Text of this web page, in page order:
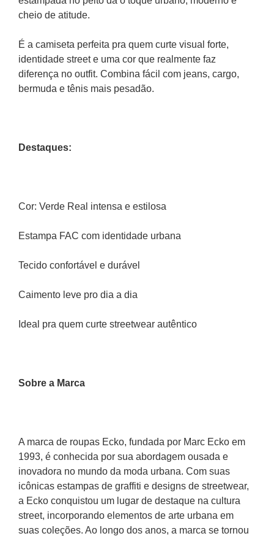
cheio de atitude.
É a camiseta perfeita pra quem curte visual forte,
identidade street e uma cor que realmente faz
diferença no outfit. Combina fácil com jeans, cargo,
bermuda e tênis mais pesadão.
Destaques:
Cor: Verde Real intensa e estilosa
Estampa FAC com identidade urbana
Tecido confortável e durável
Caimento leve pro dia a dia
Ideal pra quem curte streetwear autêntico
Sobre a Marca
A marca de roupas Ecko, fundada por Marc Ecko em
1993, é conhecida por sua abordagem ousada e
inovadora no mundo da moda urbana. Com suas
icônicas estampas de graffiti e designs de streetwear,
a Ecko conquistou um lugar de destaque na cultura
street, incorporando elementos de arte urbana em
suas coleções. Ao longo dos anos, a marca se tornou